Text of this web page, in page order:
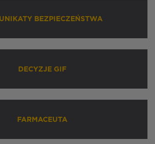
BEZPIECZEŃSTWA
DECYZJE GIF
FARMACEUTA